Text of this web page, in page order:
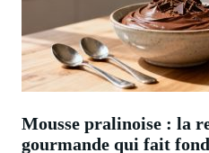
Mousse pralinoise : la
gourmande qui fait